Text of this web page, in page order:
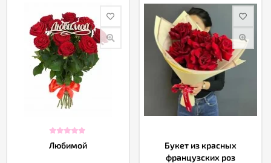
Любимой
Букет из красных
французских роз